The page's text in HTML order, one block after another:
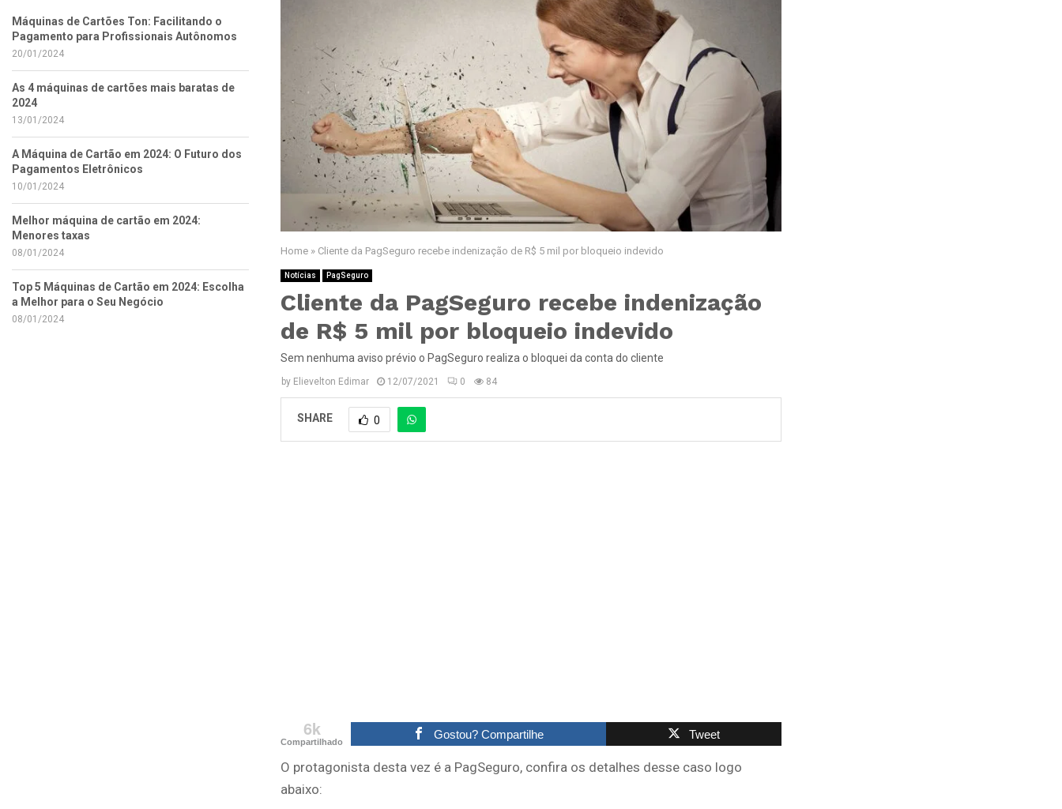
Home » Cliente da PagSeguro recebe indenização de R$ 5 mil por bloqueio indevido
Notícias PagSeguro
Cliente da PagSeguro recebe indenização
de R$ 5 mil por bloqueio indevido
Sem nenhuma aviso prévio o PagSeguro realiza o bloquei da conta do cliente
by Elievelton Edimar 12/07/2021 0 84
SHARE 0
6k
Compartilhado
Gostou? Compartilhe Tweet
O protagonista desta vez é a PagSeguro, confira os detalhes desse caso logo
abaixo:
Máquinas de Cartões Ton: Facilitando o
Pagamento para Profissionais Autônomos
20/01/2024
As 4 máquinas de cartões mais baratas de
2024
13/01/2024
A Máquina de Cartão em 2024: O Futuro dos
Pagamentos Eletrônicos
10/01/2024
Melhor máquina de cartão em 2024:
Menores taxas
08/01/2024
Top 5 Máquinas de Cartão em 2024: Escolha
a Melhor para o Seu Negócio
08/01/2024